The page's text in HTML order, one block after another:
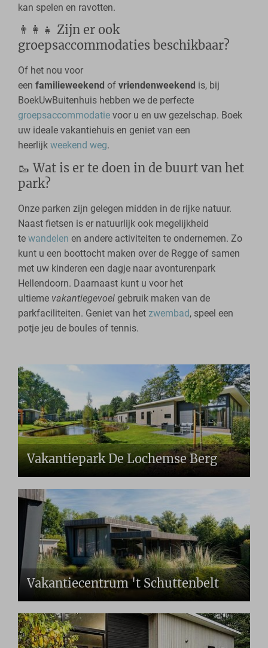
kan spelen en ravotten.
👨‍👩‍👧 Zijn er ook
groepsaccommodaties beschikbaar?
Of het nou voor
eenfamilieweekend ofvriendenweekend is, bij
BoekUwBuitenhuis hebben we de perfecte
groepsaccommodatie voor u en uw gezelschap. Boek
uw ideale vakantiehuis en geniet van een
heerlijkweekend weg.
🥾 Wat is er te doen in de buurt van het
park?
Onze parken zijn gelegen midden in de rijke natuur.
Naast fietsen is er natuurlijk ook megelijkheid
tewandelen en andere activiteiten te ondernemen. Zo
kunt u een boottocht maken over de Regge of samen
met uw kinderen een dagje naar avonturenpark
Hellendoorn. Daarnaast kunt u voor het
ultieme vakantiegevoel gebruik maken van de
parkfaciliteiten. Geniet van hetzwembad, speel een
potje jeu de boules of tennis.
Vakantiepark De Lochemse Berg
Vakantiecentrum 't Schuttenbelt